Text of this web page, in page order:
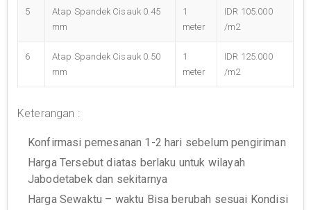
5
Atap Spandek Cisauk 0.45
mm
1
meter
IDR 105.000
/m2
6
Atap Spandek Cisauk 0.50
mm
1
meter
IDR 125.000
/m2
Keterangan :
Konfirmasi pemesanan 1-2 hari sebelum pengiriman
Harga Tersebut diatas berlaku untuk wilayah
Jabodetabek dan sekitarnya
Harga Sewaktu – waktu Bisa berubah sesuai Kondisi